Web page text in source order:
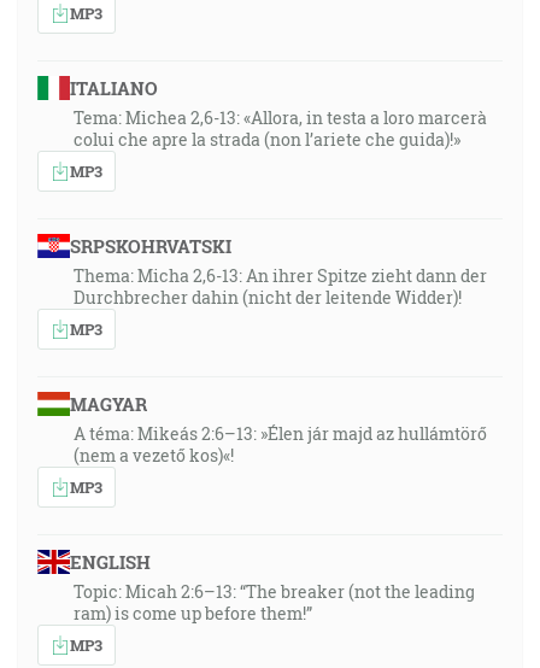
MP3
ITALIANO
Tema: Michea 2,6-13: «Allora, in testa a loro marcerà
colui che apre la strada (non l’ariete che guida)!»
MP3
SRPSKOHRVATSKI
Thema: Micha 2,6-13: An ihrer Spitze zieht dann der
Durchbrecher dahin (nicht der leitende Widder)!
MP3
MAGYAR
A téma: Mikeás 2:6–13: »Élen jár majd az hullámtörő
(nem a vezető kos)«!
MP3
ENGLISH
Topic: Micah 2:6–13: “The breaker (not the leading
ram) is come up before them!”
MP3